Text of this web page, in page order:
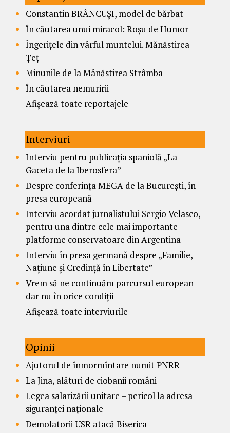
Constantin BRÂNCUȘI, model de bărbat
În căutarea unui miracol: Roșu de Humor
Îngerițele din vârful muntelui. Mănăstirea
Țeț
Minunile de la Mânăstirea Strâmba
În căutarea nemuririi
Afișează toate reportajele
Interviuri
Interviu pentru publicația spaniolă „La
Gaceta de la Iberosfera”
Despre conferința MEGA de la București, în
presa europeană
Interviu acordat jurnalistului Sergio Velasco,
pentru una dintre cele mai importante
platforme conservatoare din Argentina
Interviu în presa germană despre „Familie,
Națiune și Credință în Libertate”
Vrem să ne continuăm parcursul european –
dar nu în orice condiții
Afișează toate interviurile
Opinii
Ajutorul de înmormîntare numit PNRR
La Jina, alături de ciobanii români
Legea salarizării unitare – pericol la adresa
siguranței naționale
Demolatorii USR atacă Biserica